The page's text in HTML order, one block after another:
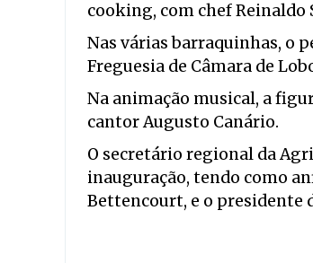
cooking, com chef Reinaldo
Nas várias barraquinhas, o
Freguesia de Câmara de
Na animação musical, a
cantor Augusto Canário.
O secretário regional da
inauguração, tendo como
Bettencourt, e o presidente